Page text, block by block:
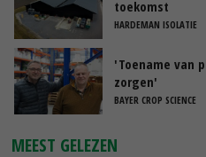
toekomst
HARDEMAN ISOLATIE
'Toename van
zorgen'
BAYER CROP SCIENCE
MEEST GELEZEN